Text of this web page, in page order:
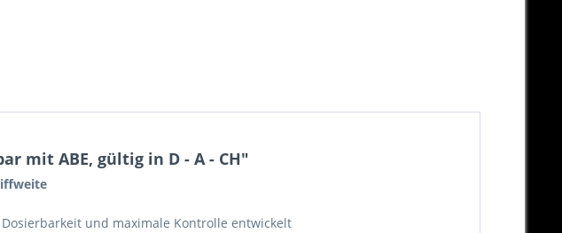
mit ABE, gültig in D - A - CH"
und maximale Kontrolle entwickelt